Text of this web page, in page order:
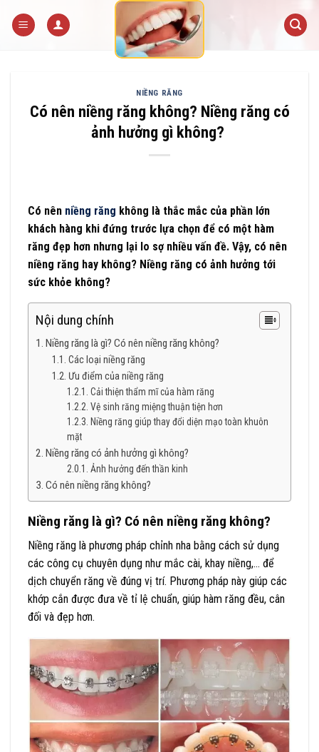
NIỀNG RĂNG
Có nên niềng răng không? Niềng răng có
ảnh hưởng gì không?
Có nên niềng răng không là thắc mắc của phần lớn
khách hàng khi đứng trước lựa chọn để có một hàm
răng đẹp hơn nhưng lại lo sợ nhiều vấn đề. Vậy, có nên
niềng răng hay không? Niềng răng có ảnh hưởng tới
sức khỏe không?
Nội dung chính
Niềng răng là gì? Có nên niềng răng không?
Các loại niềng răng
Ưu điểm của niềng răng
Cải thiện thẩm mĩ của hàm răng
Vệ sinh răng miệng thuận tiện hơn
Niềng răng giúp thay đổi diện mạo toàn khuôn
mặt
Niềng răng có ảnh hưởng gì không?
Ảnh hưởng đến thần kinh
Có nên niềng răng không?
Niềng răng là gì? Có nên niềng răng không?
Niềng răng là phương pháp chỉnh nha bằng cách sử dụng
các công cụ chuyên dụng như mắc cài, khay niềng,… để
dịch chuyển răng về đúng vị trí. Phương pháp này giúp các
khớp cắn được đưa về tỉ lệ chuẩn, giúp hàm răng đều, cân
đối và đẹp hơn.